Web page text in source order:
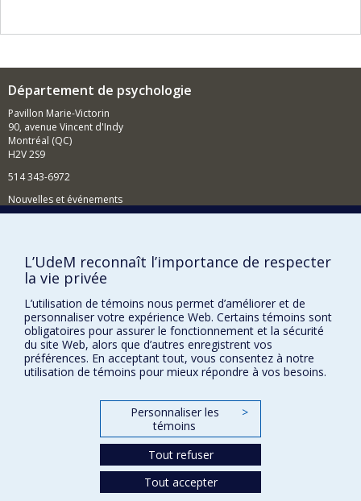
Études expérimentales et/ou prospectives avec
symptômes au quotidien.
Département de psychologie
Pavillon Marie-Victorin
90, avenue Vincent d'Indy
Montréal (QC)
H2V 2S9
514 343-6972
Nouvelles et événements
BESOIN D'AIDE?
Plan du site
Signaler une erreur
Accessibilité
FACULTÉ DES ARTS ET DES SCIENCES
Nos centres d'études
L’UdeM reconnaît l’importance de respecter
la vie privée
L’utilisation de témoins nous permet d’améliorer et de
personnaliser votre expérience Web. Certains témoins sont
obligatoires pour assurer le fonctionnement et la sécurité
du site Web, alors que d’autres enregistrent vos
préférences. En acceptant tout, vous consentez à notre
utilisation de témoins pour mieux répondre à vos besoins.
Personnaliser les
témoins
>
Tout refuser
Tout accepter